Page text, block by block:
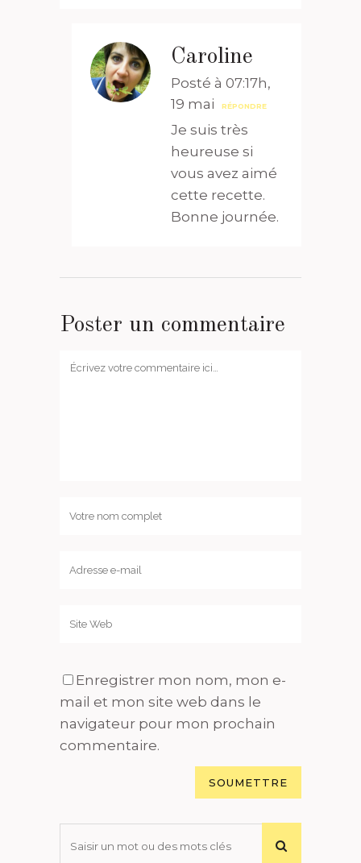
Caroline
Posté à 07:17h,
19 mai
RÉPONDRE
Je suis très
heureuse si
vous avez aimé
cette recette.
Bonne journée.
Poster un commentaire
Enregistrer mon nom, mon e-
mail et mon site web dans le
navigateur pour mon prochain
commentaire.